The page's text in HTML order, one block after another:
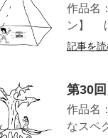
作品名
ン】
記事を
第30
作品名
なスペ